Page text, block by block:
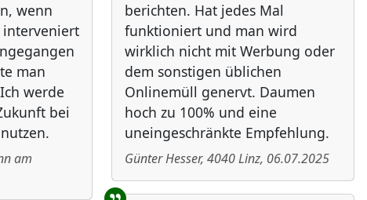
wenn
man
werde
bei
am
berichten. Hat jedes Mal
funktioniert und man wird
wirklich nicht mit Werbung oder
dem sonstigen üblichen
Onlinemüll genervt. Daumen
hoch zu 100% und eine
uneingeschränkte Empfehlung.
Günter Hesser, 4040Linz, 06.07.2025